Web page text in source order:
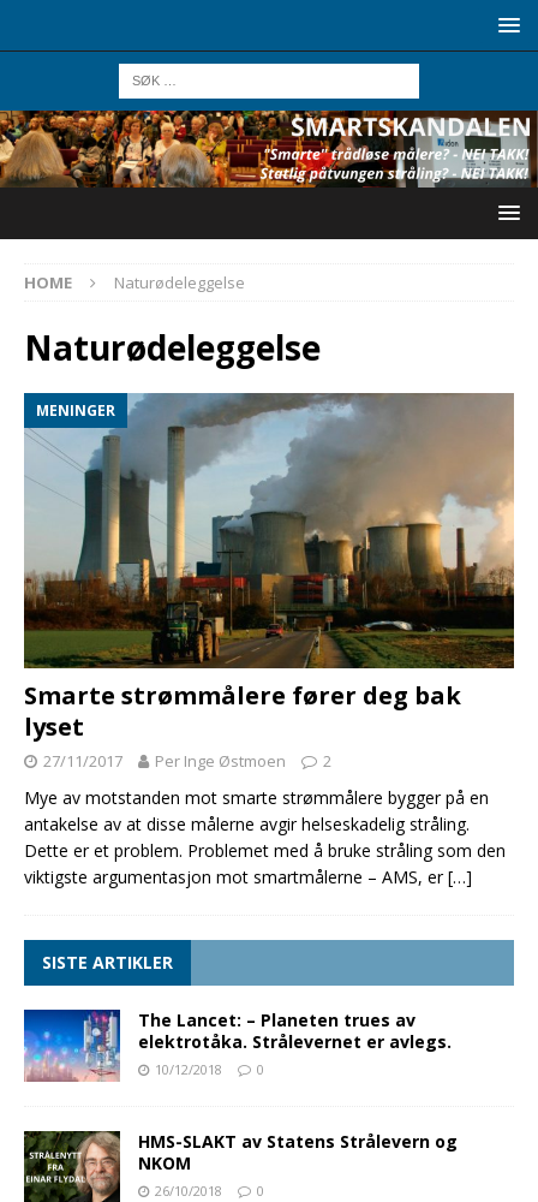
HOME Naturødeleggelse
Naturødeleggelse
MENINGER
Smarte strømmålere fører deg bak
lyset
27/11/2017 Per Inge Østmoen 2
Mye av motstanden mot smarte strømmålere bygger på en
antakelse av at disse målerne avgir helseskadelig stråling.
Dette er et problem. Problemet med å bruke stråling som den
viktigste argumentasjon mot smartmålerne – AMS, er[…]
SISTE ARTIKLER
The Lancet: – Planeten trues av
elektrotåka. Strålevernet er avlegs.
10/12/2018 0
HMS-SLAKT av Statens Strålevern og
NKOM
26/10/2018 0